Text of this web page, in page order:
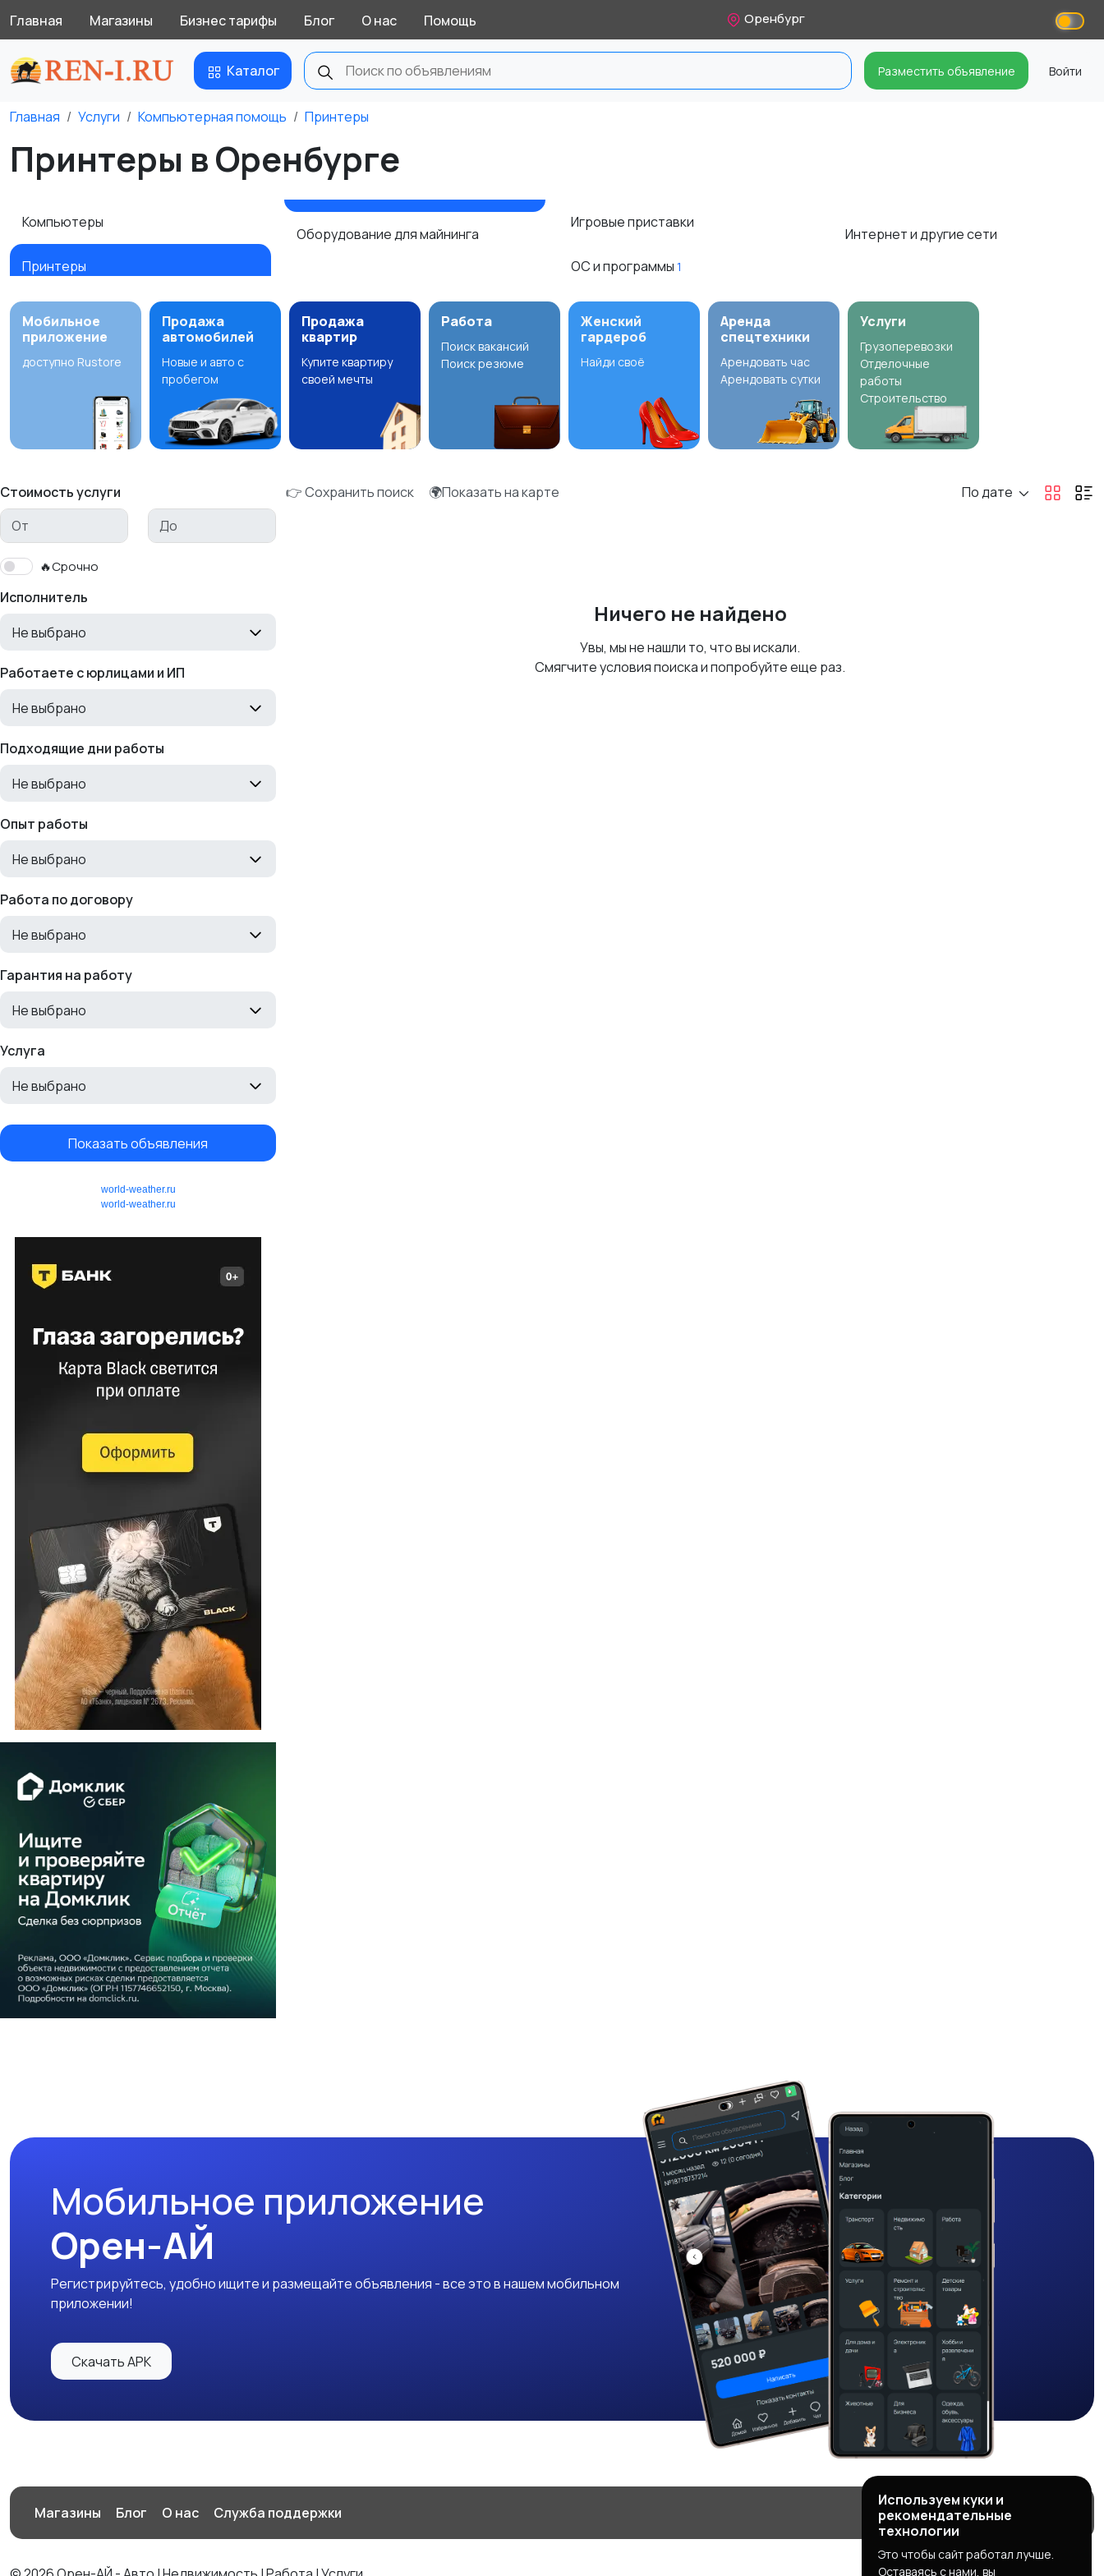
Главная Магазины Бизнес тарифы Блог О нас Помощь Оренбург
Каталог Разместить объявление Войти
Главная Услуги Компьютерная помощь Принтеры
Принтеры в Оренбурге
Компьютеры
Принтеры
Оборудование для майнинга
Игровые приставки
ОС и программы 1
Интернет и другие сети
Мобильное
приложение
доступно Rustore
Продажа
автомобилей
Новые и авто с
пробегом
Продажа
квартир
Купите квартиру
своей мечты
Работа
Поиск вакансий
Поиск резюме
Женский
гардероб
Найди своё
Аренда
спецтехники
Арендовать час
Арендовать сутки
Услуги
Грузоперевозки
Отделочные
работы
Строительство
Стоимость услуги
🔥Срочно
Исполнитель
Не выбрано
Работаете с юрлицами и ИП
Не выбрано
Подходящие дни работы
Не выбрано
Опыт работы
Не выбрано
Работа по договору
Не выбрано
Гарантия на работу
Не выбрано
Услуга
Не выбрано
Показать объявления
world-weather.ru
world-weather.ru
👉 Сохранить поиск 🌍Показать на карте По дате
Ничего не найдено
Увы, мы не нашли то, что вы искали.
Смягчите условия поиска и попробуйте еще раз.
Мобильное приложение
Орен-АЙ
Регистрируйтесь, удобно ищите и размещайте объявления - все это в нашем мобильном
приложении!
Скачать APK
Магазины Блог О нас Служба поддержки
Используем куки и
рекомендательные
технологии
Это чтобы сайт работал лучше.
Оставаясь с нами, вы